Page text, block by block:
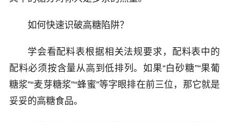
如何快速识破高糖陷阱？
学会看配料表根据相关法规要求，配料表中的
配料必须按含量从高到低排列。如果“白砂糖”“果葡
糖浆”“麦芽糖浆”“蜂蜜”等字眼排在前三位，那它就是
妥妥的高糖食品。